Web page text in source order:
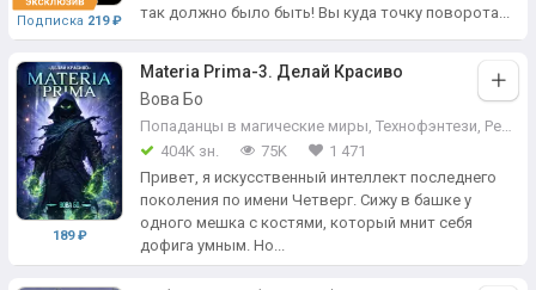
Подписка 219 ₽
так должно было быть! Вы куда точку поворота...
189 ₽
Materia Prima-3. Делай Красиво
Вова Бо
Попаданцы в магические миры Технофэнтези РеалРПГ
404K зн.
75K
1 471
Привет, я искусственный интеллект последнего
поколения по имени Четверг. Сижу в башке у
одного мешка с костями, который мнит себя
дофига умным. Но...